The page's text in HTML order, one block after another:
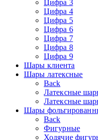
Цифра 3
Цифра 4
Цифра 5
Цифра 6
Цифра 7
Цифра 8
Цифра 9
Шары клиента
Шары латексные
Back
Латексные
Латексные
Шары
Back
Фигурные
Ходячие